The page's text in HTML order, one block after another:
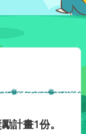
計畫1份。